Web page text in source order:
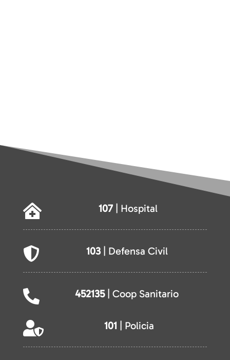
 107| Hospital
 103| Defensa Civil
 452135| Coop Sanitario
 101 | Policia